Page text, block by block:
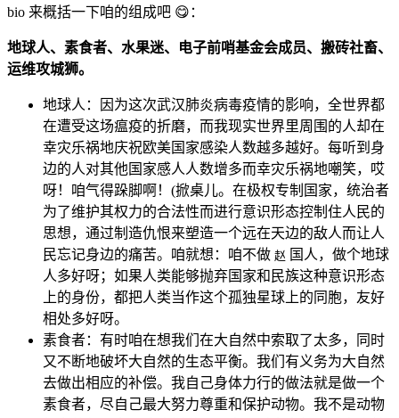
bio 来概括一下咱的组成吧 😋：
地球人、素食者、水果迷、电子前哨基金会成员、搬砖社畜、
运维攻城狮。
地球人：因为这次武汉肺炎病毒疫情的影响，全世界都
在遭受这场瘟疫的折磨，而我现实世界里周围的人却在
幸灾乐祸地庆祝欧美国家感染人数越多越好。每听到身
边的人对其他国家感人人数增多而幸灾乐祸地嘲笑，哎
呀！咱气得跺脚啊！(掀桌儿。在极权专制国家，统治者
为了维护其权力的合法性而进行意识形态控制住人民的
思想，通过制造仇恨来塑造一个远在天边的敌人而让人
民忘记身边的痛苦。咱就想：咱不做 赵 国人，做个地球
人多好呀；如果人类能够抛弃国家和民族这种意识形态
上的身份，都把人类当作这个孤独星球上的同胞，友好
相处多好呀。
素食者：有时咱在想我们在大自然中索取了太多，同时
又不断地破坏大自然的生态平衡。我们有义务为大自然
去做出相应的补偿。我自己身体力行的做法就是做一个
素食者，尽自己最大努力尊重和保护动物。我不是动物